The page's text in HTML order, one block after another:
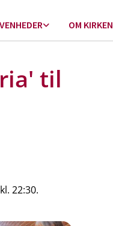
OM KIRKEN
til
22:30.